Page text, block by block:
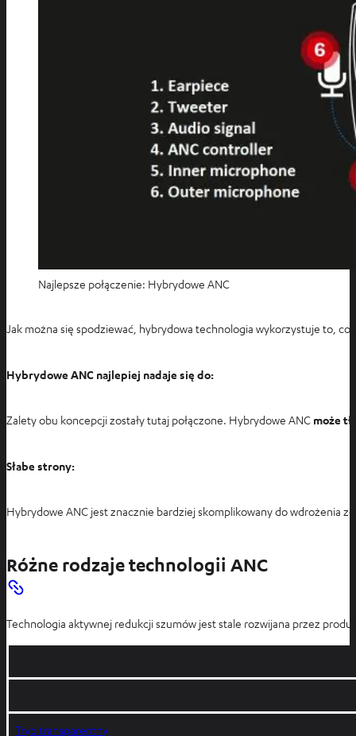
Najlepsze połączenie: Hybrydowe ANC
Jak można się spodziewać, hybrydowa technologia wykorzystuje to, co
Hybrydowe ANC najlepiej nadaje się do:
Zalety obu koncepcji zostały tutaj połączone. Hybrydowe ANC może
Słabe strony:
Hybrydowe ANC jest znacznie bardziej skomplikowany do wdrożenia
Różne rodzaje technologii ANC
Technologia aktywnej redukcji szumów jest stale rozwijana przez
Tryb transparentny